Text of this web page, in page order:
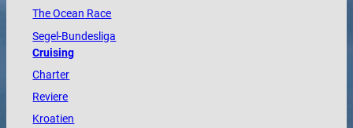
TheOcean Race
Segel-Bundesliga
Cruising
Charter
Reviere
Kroatien